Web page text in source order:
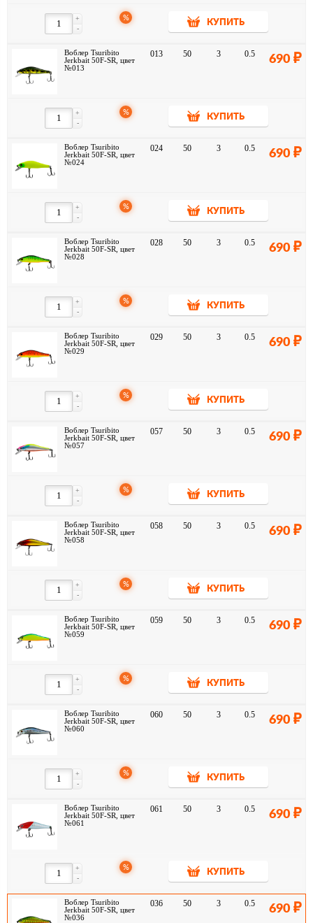
-
+ %
КУПИТЬ
Воблер Tsuribito
Jerkbait 50F-SR, цвет
№013
013 50 3 0.5 690
-
+ %
КУПИТЬ
Воблер Tsuribito
Jerkbait 50F-SR, цвет
№024
024 50 3 0.5 690
-
+ %
КУПИТЬ
Воблер Tsuribito
Jerkbait 50F-SR, цвет
№028
028 50 3 0.5 690
-
+ %
КУПИТЬ
Воблер Tsuribito
Jerkbait 50F-SR, цвет
№029
029 50 3 0.5 690
-
+ %
КУПИТЬ
Воблер Tsuribito
Jerkbait 50F-SR, цвет
№057
057 50 3 0.5 690
-
+ %
КУПИТЬ
Воблер Tsuribito
Jerkbait 50F-SR, цвет
№058
058 50 3 0.5 690
-
+ %
КУПИТЬ
Воблер Tsuribito
Jerkbait 50F-SR, цвет
№059
059 50 3 0.5 690
-
+ %
КУПИТЬ
Воблер Tsuribito
Jerkbait 50F-SR, цвет
№060
060 50 3 0.5 690
-
+ %
КУПИТЬ
Воблер Tsuribito
Jerkbait 50F-SR, цвет
№061
061 50 3 0.5 690
-
+ %
КУПИТЬ
Воблер Tsuribito
Jerkbait 50F-SR, цвет
№036
036 50 3 0.5 690